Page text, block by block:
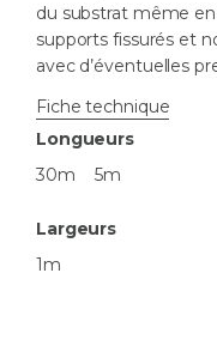
du substrat même
supports fissurés et
avec d’éventuelles
Fiche technique
Longueurs
30m
5m
Largeurs
1m